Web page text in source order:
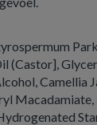
(Castor],
Camellia
Macadamiate,